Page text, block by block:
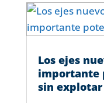
Los ejes
importante
sin explotar